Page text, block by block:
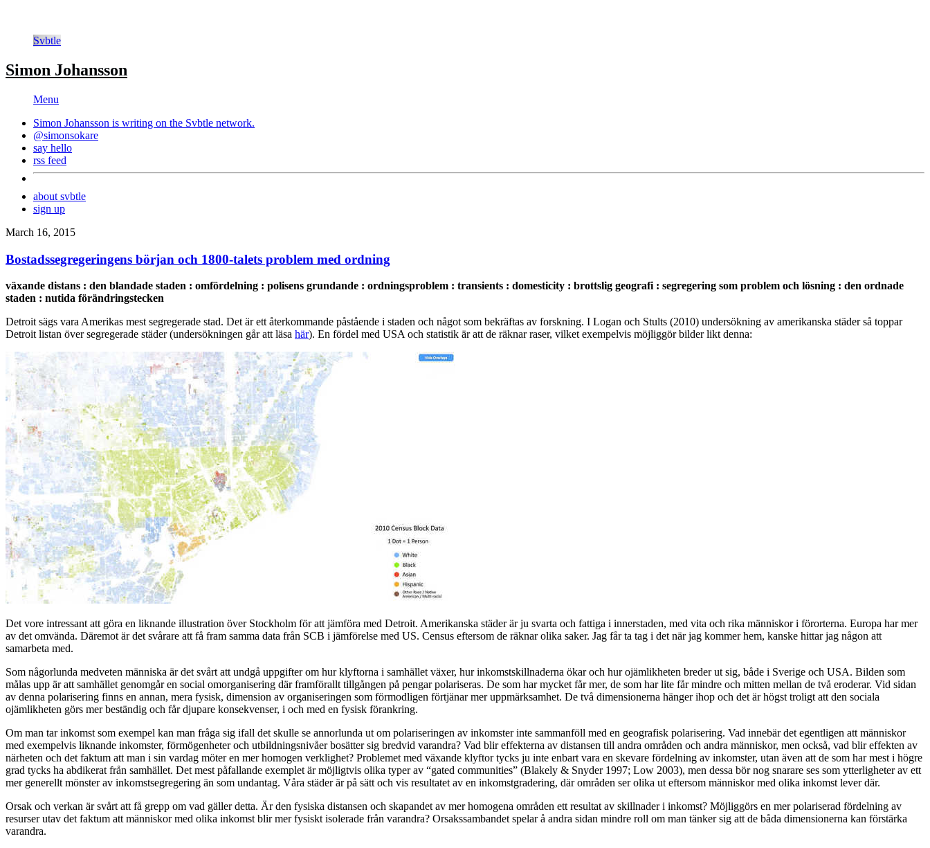
Svbtle
Simon Johansson
Menu
Simon Johansson is writing on the Svbtle network.
@simonsokare
say hello
rss feed
about svbtle
sign up
March 16, 2015
Bostadssegregeringens början och 1800-talets problem med ordning
växande distans : den blandade staden : omfördelning : polisens grundande : ordningsproblem : transients : domesticity : brottslig geografi : segregering som problem och lösning : den ordnade
staden : nutida förändringstecken
Detroit sägs vara Amerikas mest segregerade stad. Det är ett återkommande påstående i staden och något som bekräftas av forskning. I Logan och Stults (2010) undersökning av amerikanska städer så toppar
Detroit listan över segregerade städer (undersökningen går att läsa här). En fördel med USA och statistik är att de räknar raser, vilket exempelvis möjliggör bilder likt denna:
Det vore intressant att göra en liknande illustration över Stockholm för att jämföra med Detroit. Amerikanska städer är ju svarta och fattiga i innerstaden, med vita och rika människor i förorterna. Europa har mer
av det omvända. Däremot är det svårare att få fram samma data från SCB i jämförelse med US. Census eftersom de räknar olika saker. Jag får ta tag i det när jag kommer hem, kanske hittar jag någon att
samarbeta med.
Som någorlunda medveten människa är det svårt att undgå uppgifter om hur klyftorna i samhället växer, hur inkomstskillnaderna ökar och hur ojämlikheten breder ut sig, både i Sverige och USA. Bilden som
målas upp är att samhället genomgår en social omorganisering där framförallt tillgången på pengar polariseras. De som har mycket får mer, de som har lite får mindre och mitten mellan de två eroderar. Vid sidan
av denna polarisering finns en annan, mera fysisk, dimension av organiseringen som förmodligen förtjänar mer uppmärksamhet. De två dimensionerna hänger ihop och det är högst troligt att den sociala
ojämlikheten görs mer beständig och får djupare konsekvenser, i och med en fysisk förankring.
Om man tar inkomst som exempel kan man fråga sig ifall det skulle se annorlunda ut om polariseringen av inkomster inte sammanföll med en geografisk polarisering. Vad innebär det egentligen att människor
med exempelvis liknande inkomster, förmögenheter och utbildningsnivåer bosätter sig bredvid varandra? Vad blir effekterna av distansen till andra områden och andra människor, men också, vad blir effekten av
närheten och det faktum att man i sin vardag möter en mer homogen verklighet? Problemet med växande klyftor tycks ju inte enbart vara en skevare fördelning av inkomster, utan även att de som har mest i högre
grad tycks ha abdikerat från samhället. Det mest påfallande exemplet är möjligtvis olika typer av “gated communities” (Blakely & Snyder 1997; Low 2003), men dessa bör nog snarare ses som ytterligheter av ett
mer generellt mönster av inkomstsegregering än som undantag. Våra städer är på sätt och vis resultatet av en inkomstgradering, där områden ser olika ut eftersom människor med olika inkomst lever där.
Orsak och verkan är svårt att få grepp om vad gäller detta. Är den fysiska distansen och skapandet av mer homogena områden ett resultat av skillnader i inkomst? Möjliggörs en mer polariserad fördelning av
resurser utav det faktum att människor med olika inkomst blir mer fysiskt isolerade från varandra? Orsakssambandet spelar å andra sidan mindre roll om man tänker sig att de båda dimensionerna kan förstärka
varandra.